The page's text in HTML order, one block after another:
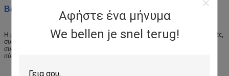
Αφήστε ένα μήνυμα
We bellen je snel terug!
Βασική δομή:
Η μηχανή αυτή δοκιμής πρόσκρουσης αποτελείται από βάση, πλαίσιο, εκκρεμές,
συσκευή ένδειξης πίνακα, μηχανισμό κίνησης, μηχανισμό κρέμασης εκκρεμών,
συσκευή ασφαλείας, τμήμα ελέγχου ηλεκτρικής συσκευής,μέτρηση ενέργειας,
σύστημα ελέγχου και σύστημα επεξεργασίας δεδομένων.